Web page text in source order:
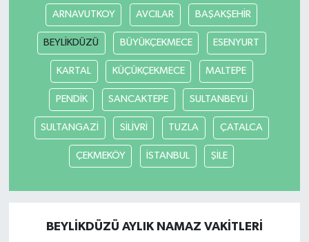
ARNAVUTKOY AVCILAR BAŞAKŞEHİR
BEYLİKDÜZÜ BÜYÜKÇEKMECE ESENYURT
KARTAL KÜÇÜKÇEKMECE MALTEPE
PENDİK SANCAKTEPE SULTANBEYLİ
SULTANGAZİ SİLİVRİ TUZLA ÇATALCA
ÇEKMEKÖY İSTANBUL ŞİLE
BEYLİKDÜZÜ AYLIK NAMAZ VAKITLERI